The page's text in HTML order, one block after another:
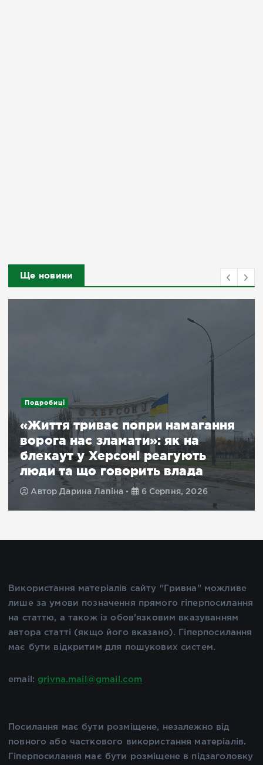
Ще новини
Подробиці
«Життя триває попри намагання
ворога нас зламати»: як на
блекаут у Херсоні реагують
люди та що говорить влада
АвторДарина Лапіна 6 Серпня, 2026
Використання матеріалів сайту "Гривна" можливе
лише за умови позначення прямого гіперпосилання
на статтю, а також із обов'язковим вказуванням
автора статті (якщо його вказано). Гіперпосилання
має бути відкритим для пошукових систем.
email: grivna.mail@gmail.com
Посилання має бути розміщене, незалежно від
повного або часткового використання матеріалів.
Гіперпосилання має бути розміщене в підзаголовку